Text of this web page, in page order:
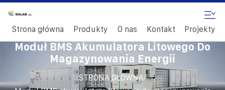
Strona główna Produkty O nas Kontakt Projekty
Moduł BMS Akumulatora Litowego Do
Magazynowania Energii
STRONA GŁÓWNA/